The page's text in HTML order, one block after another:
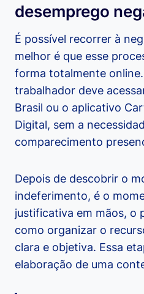
desemprego
É possível recorrer à
melhor é que esse
forma totalmente online.
trabalhador deve
Brasil ou o aplicativo
Digital, sem a
comparecimento
Depois de descobrir o
indeferimento, é o
justificativa em mãos, o
como organizar o
clara e objetiva. Essa
elaboração de uma